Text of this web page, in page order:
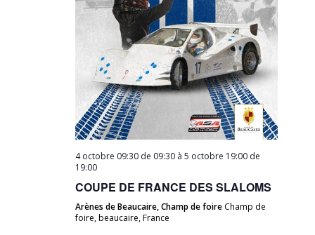
4 octobre 09:30 de 09:30 à5 octobre 19:00 de
19:00
COUPE DE FRANCE DES SLALOMS
Arènes de Beaucaire, Champ de foire Champ de
foire, beaucaire, France